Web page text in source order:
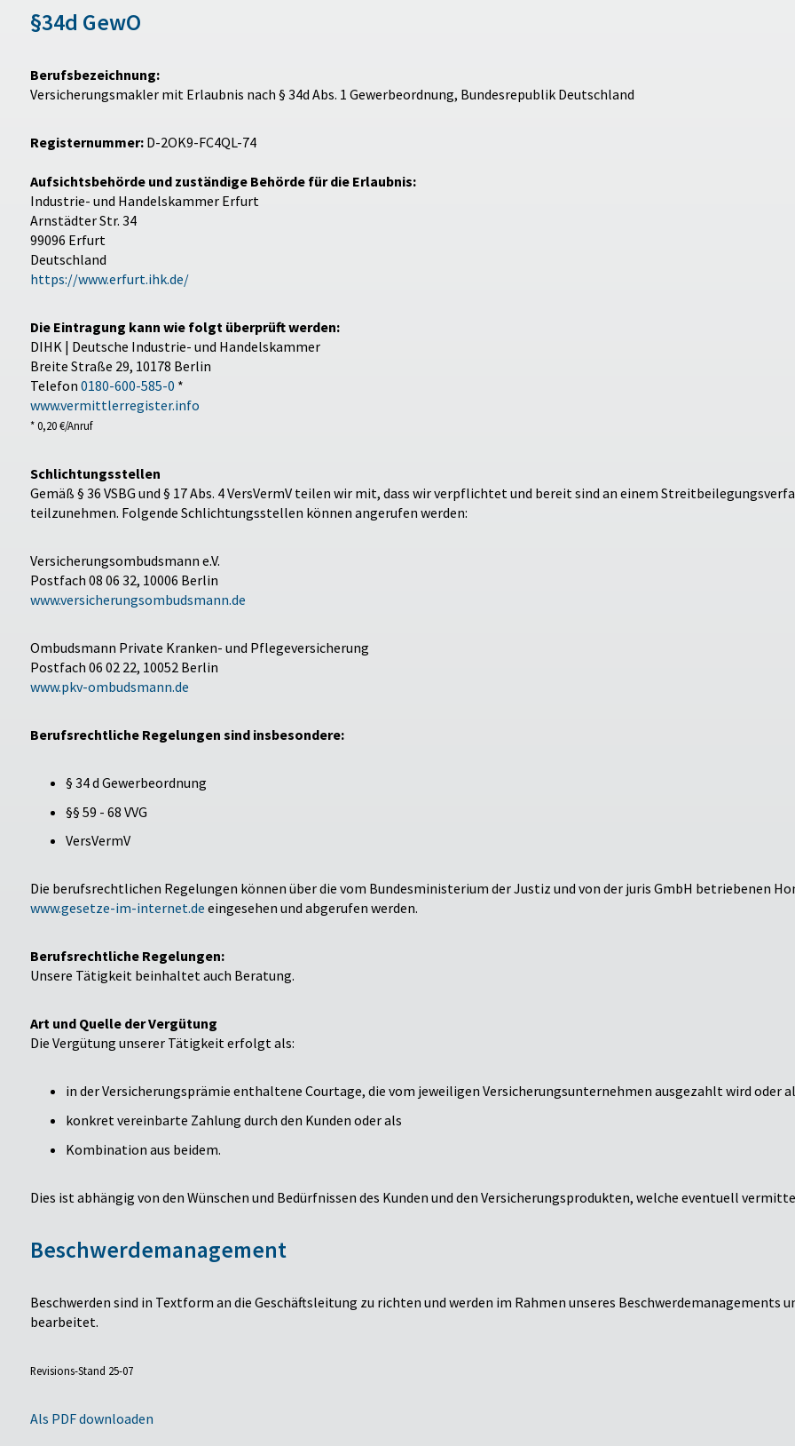
§34d GewO
Berufsbezeichnung:
Versicherungsmakler mit Erlaubnis nach § 34d Abs. 1 Gewerbeordnung, Bundesrepublik Deutschland
Registernummer: D-2OK9-FC4QL-74
Aufsichtsbehörde und zuständige Behörde für die Erlaubnis:
Industrie- und Handelskammer Erfurt
Arnstädter Str. 34
99096 Erfurt
Deutschland
https://www.erfurt.ihk.de/
Die Eintragung kann wie folgt überprüft werden:
DIHK | Deutsche Industrie- und Handelskammer
Breite Straße 29, 10178 Berlin
Telefon 0180-600-585-0 *
www.vermittlerregister.info
* 0,20 €/Anruf
Schlichtungsstellen
Gemäß § 36 VSBG und § 17 Abs. 4 VersVermV teilen wir mit, dass wir verpflichtet und bereit sind an einem
teilzunehmen. Folgende Schlichtungsstellen können angerufen werden:
Versicherungsombudsmann e.V.
Postfach 08 06 32, 10006 Berlin
www.versicherungsombudsmann.de
Ombudsmann Private Kranken- und Pflegeversicherung
Postfach 06 02 22, 10052 Berlin
www.pkv-ombudsmann.de
Berufsrechtliche Regelungen sind insbesondere:
§ 34 d Gewerbeordnung
§§ 59 - 68 VVG
VersVermV
Die berufsrechtlichen Regelungen können über die vom Bundesministerium der Justiz und von der juris GmbH betriebenen
www.gesetze-im-internet.de eingesehen und abgerufen werden.
Berufsrechtliche Regelungen:
Unsere Tätigkeit beinhaltet auch Beratung.
Art und Quelle der Vergütung
Die Vergütung unserer Tätigkeit erfolgt als:
in der Versicherungsprämie enthaltene Courtage, die vom jeweiligen Versicherungsunternehmen ausgezahlt wird oder
konkret vereinbarte Zahlung durch den Kunden oder als
Kombination aus beidem.
Dies ist abhängig von den Wünschen und Bedürfnissen des Kunden und den Versicherungsprodukten, welche eventuell
Beschwerdemanagement
Beschwerden sind in Textform an die Geschäftsleitung zu richten und werden im Rahmen unseres Beschwerdemanagements
bearbeitet.
Revisions-Stand 25-07
Als PDF downloaden